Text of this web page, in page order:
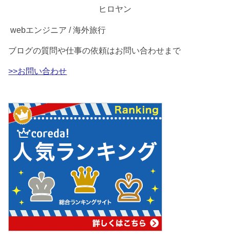
ヒロヤン
webエンジニア / 海外旅行
ブログの質問や仕事の依頼はお問い合わせまで
>>お問い合わせ